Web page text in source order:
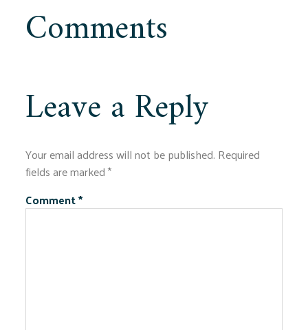
Comments
Leave a Reply
Your email address will not be published. Required
fields are marked*
Comment*